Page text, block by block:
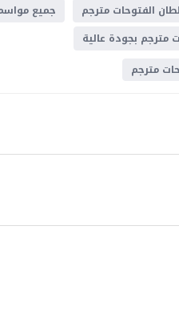
الفتوحات مترجم
جميع
بجودة عالية
مترجم